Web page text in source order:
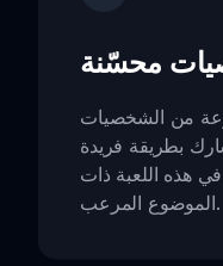
محسّنة
من الشخصيات
بطريقة فريدة
هذه اللعبة ذات
الموضوع المرعب.